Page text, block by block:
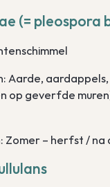
(= pleospora
Aarde,
op geverfde
Zomer – herfst / na